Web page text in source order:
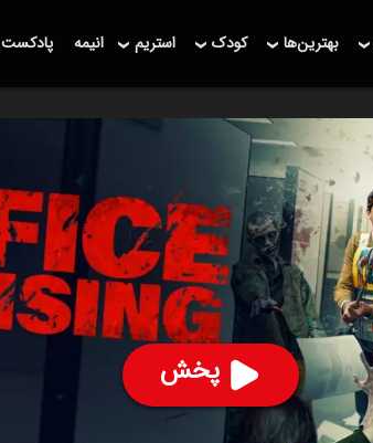
بهترین‌ها کودک استریم انیمه پادکست
پخش